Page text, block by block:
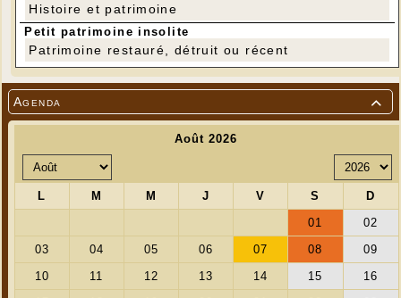

Agenda
---
Vues de Ligneyrac
Histoire et patrimoine
Petit patrimoine insolite
Patrimoine restauré, détruit ou récent